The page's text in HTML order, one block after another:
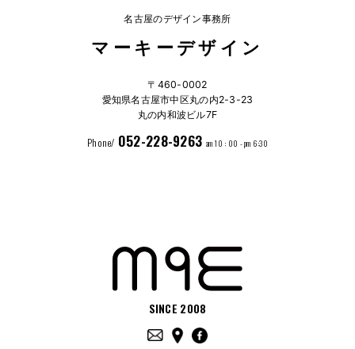
名古屋のデザイン事務所
マーキーデザイン
〒460-0002
愛知県名古屋市中区丸の内2-3-23
丸の内和波ビル7F
Phone/ 052-228-9263 am 10 : 00 - pm 6:30
SINCE 2008